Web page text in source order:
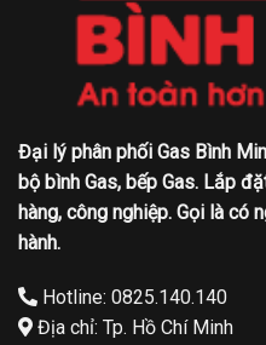
Đại lý phân phối Gas Bình
bộ bình Gas, bếp Gas. Lắp
hàng, công nghiệp. Gọi là có
hành.
Hotline: 0825.140.140
Địa chỉ: Tp. Hồ Chí Minh